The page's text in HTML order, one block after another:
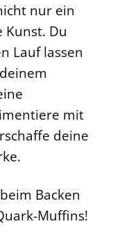
nur ein
Kunst. Du
Lauf lassen
mit
deine
Backen
Muffins!